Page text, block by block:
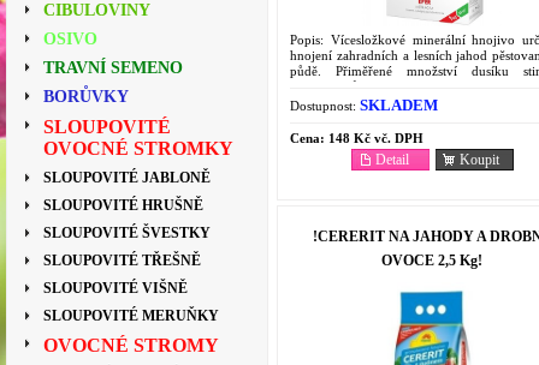
CIBULOVINY
OSIVO
TRAVNÍ SEMENO
BORŮVKY
SLOUPOVITÉ
OVOCNÉ STROMKY
SLOUPOVITÉ JABLONĚ
SLOUPOVITÉ HRUŠNĚ
SLOUPOVITÉ ŠVESTKY
SLOUPOVITÉ TŘEŠNĚ
SLOUPOVITÉ VIŠNĚ
SLOUPOVITÉ MERUŇKY
OVOCNÉ STROMY
Popis: Vícesložkové minerální hnojivo
hnojení zahradních a lesních jahod
půdě. Přiměřené množství dusíku
náležitý růst a brání hromadění
dusičnanů v plodech....
Dostupnost: SKLADEM
Cena: 148 Kč vč. DPH
Koupit
Detail
!CERERIT NA JAHODY A
OVOCE 2,5 Kg!